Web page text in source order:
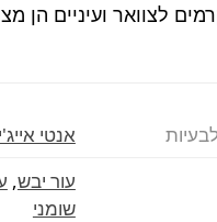
לצוואר ועיניים הן
אנטי
עור יבש,
שומני